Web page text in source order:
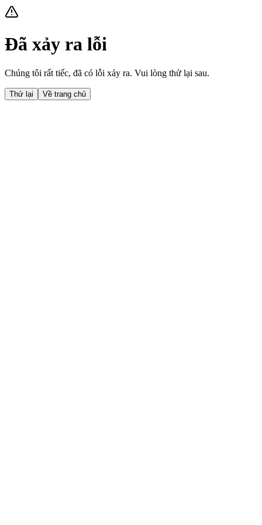
Đã xảy ra lỗi
Chúng tôi rất tiếc, đã có lỗi xảy ra. Vui lòng thử lại sau.
Thử lại Về trang chủ